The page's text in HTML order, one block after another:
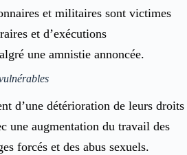
et militaires sont victimes
et d’exécutions
une amnistie annoncée.
d’une détérioration de leurs droits
une augmentation du travail des
forcés et des abus sexuels.